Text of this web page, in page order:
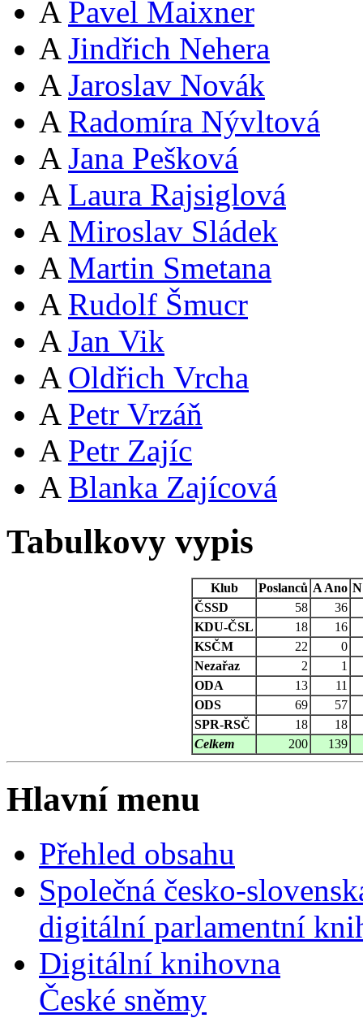
A Pavel Maixner
A Jindřich Nehera
A Jaroslav Novák
A Radomíra Nývltová
A Jana Pešková
A Laura Rajsiglová
A Miroslav Sládek
A Martin Smetana
A Rudolf Šmucr
A Jan Vik
A Oldřich Vrcha
A Petr Vrzáň
A Petr Zajíc
A Blanka Zajícová
Tabulkovy vypis
Klub Poslanců A Ano N
ČSSD
58
36
KDU-ČSL
18
16
KSČM
22
0
Nezařaz
2
1
ODA
13
11
ODS
69
57
SPR-RSČ
18
18
Celkem
200 139
Hlavní menu
Přehled obsahu
Společná česko-
digitální parlamentní
Digitální knihovna
České sněmy